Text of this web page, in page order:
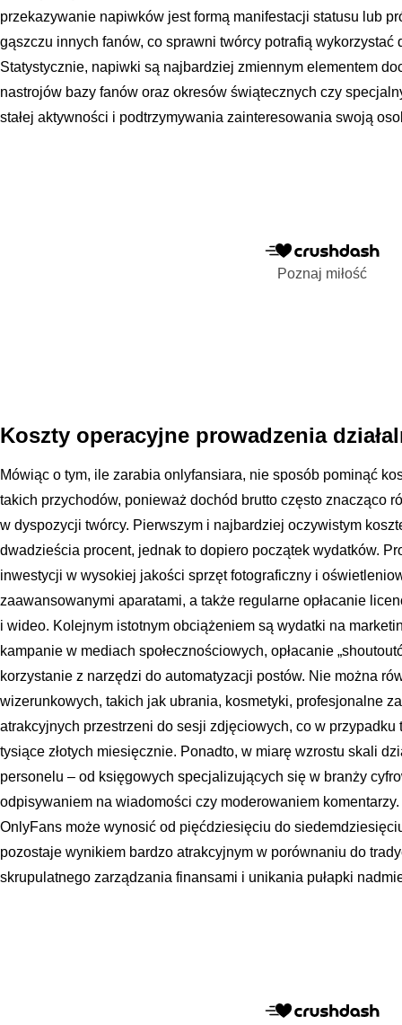
przekazywanie napiwków jest formą manifestacji statusu lub
gąszczu innych fanów, co sprawni twórcy potrafią
Statystycznie, napiwki są najbardziej zmiennym elementem
nastrojów bazy fanów oraz okresów świątecznych czy
stałej aktywności i podtrzymywania zainteresowania swoją
Poznaj miłość
Koszty operacyjne prowadzenia
Mówiąc o tym, ile zarabia onlyfansiara, nie sposób pominąć
takich przychodów, ponieważ dochód brutto często znacząco
w dyspozycji twórcy. Pierwszym i najbardziej oczywistym
dwadzieścia procent, jednak to dopiero początek wydatków.
inwestycji w wysokiej jakości sprzęt fotograficzny i
zaawansowanymi aparatami, a także regularne opłacanie
i wideo. Kolejnym istotnym obciążeniem są wydatki na
kampanie w mediach społecznościowych, opłacanie
korzystanie z narzędzi do automatyzacji postów. Nie można
wizerunkowych, takich jak ubrania, kosmetyki, profesjonalne
atrakcyjnych przestrzeni do sesji zdjęciowych, co w przypadku
tysiące złotych miesięcznie. Ponadto, w miarę wzrostu skali
personelu – od księgowych specjalizujących się w branży
odpisywaniem na wiadomości czy moderowaniem
OnlyFans może wynosić od pięćdziesięciu do
pozostaje wynikiem bardzo atrakcyjnym w porównaniu do
skrupulatnego zarządzania finansami i unikania pułapki